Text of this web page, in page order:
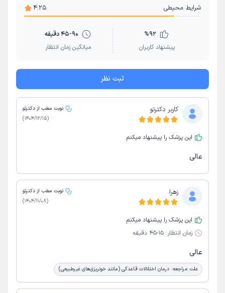
شرایط محیطی 4.25
%92
پیشنهاد کاربران
45-90 دقیقه
میانگین زمان انتظار
ثبت نظر
کاربر دکترتو
نوبت مطب از دکترتو
(
1404/12/15
)
این پزشک را پیشنهاد میکنم
عالی
زهرا
نوبت مطب از دکترتو
(
1404/11/08
)
این پزشک را پیشنهاد میکنم
زمان انتظار: 15-45 دقیقه
عالی
علت مراجعه: درمان اختلالات قاعدگی (مانند خونریزی‌های غیرطبیعی)